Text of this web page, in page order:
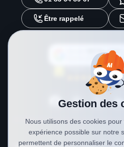
Être rappelé
METAL 2000
source préférée sur
Gestion des
Nous utilisons des cookies
expérience possible sur notre
permettent de personnaliser le